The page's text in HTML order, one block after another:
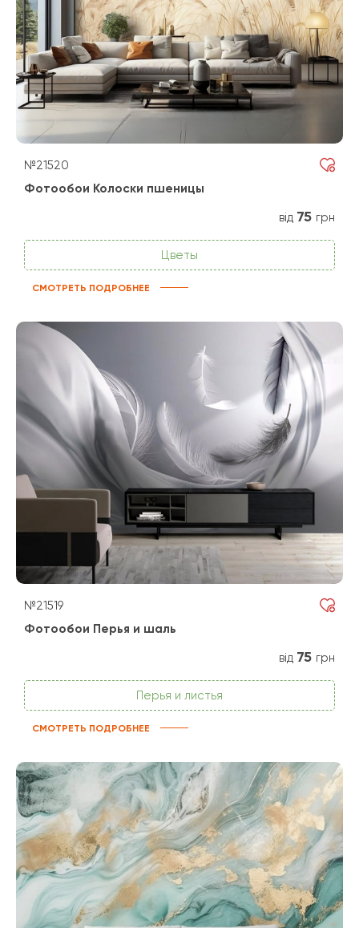
№21520
Фотообои Колоски пшеницы
від 75 грн
Цветы
СМОТРЕТЬ ПОДРОБНЕЕ
№21519
Фотообои Перья и шаль
від 75 грн
Перья и листья
СМОТРЕТЬ ПОДРОБНЕЕ